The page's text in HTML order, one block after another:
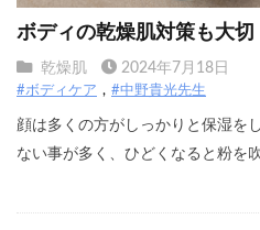
ボディの乾燥肌対策も大
乾燥肌 2024年7月18日
#ボディケア #中野貴光先生
顔は多くの方がしっかりと保湿を
ない事が多く、ひどくなると粉を